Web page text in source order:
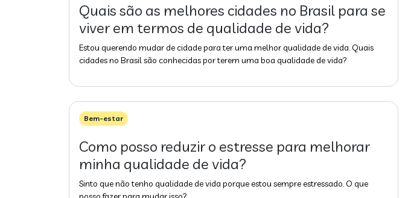
Quais são as melhores cidades no Brasil para se
viver em termos de qualidade de vida?
Estou querendo mudar de cidade para ter uma melhor qualidade de vida. Quais
cidades no Brasil são conhecidas por terem uma boa qualidade de vida?
Bem-estar
Como posso reduzir o estresse para melhorar
minha qualidade de vida?
Sinto que não tenho qualidade de vida porque estou sempre estressado. O que